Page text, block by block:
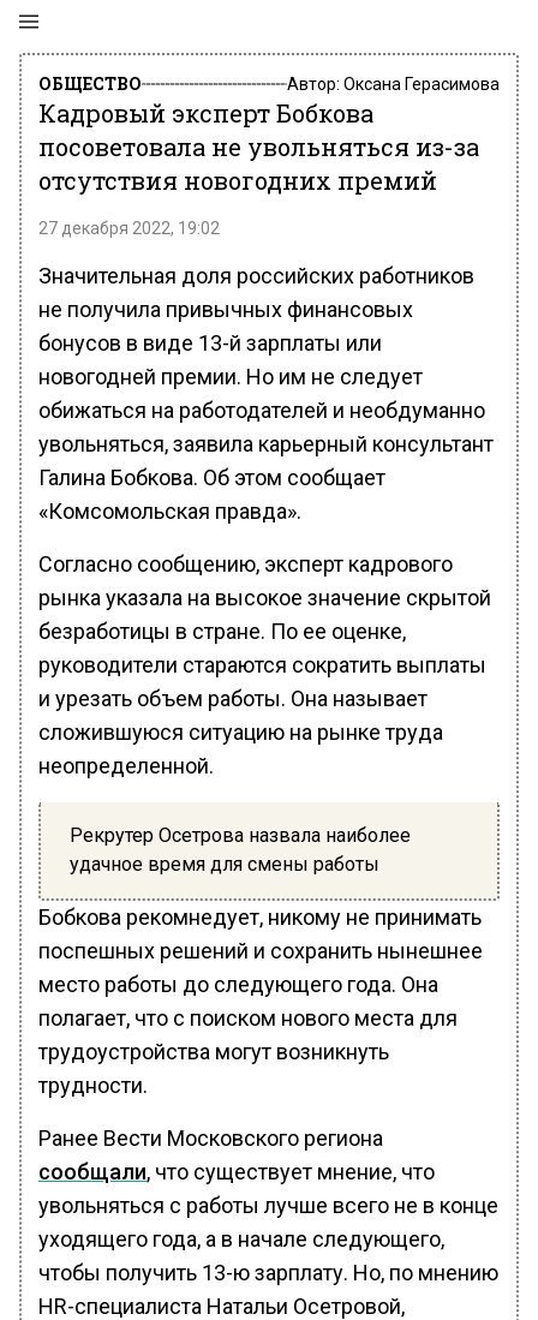
ОБЩЕСТВО Автор: Оксана Герасимова
Кадровый эксперт Бобкова
посоветовала не увольняться из-за
отсутствия новогодних премий
27 декабря 2022, 19:02
Значительная доля российских работников
не получила привычных финансовых
бонусов в виде 13-й зарплаты или
новогодней премии. Но им не следует
обижаться на работодателей и необдуманно
увольняться, заявила карьерный консультант
Галина Бобкова. Об этом сообщает
«Комсомольская правда».
Согласно сообщению, эксперт кадрового
рынка указала на высокое значение скрытой
безработицы в стране. По ее оценке,
руководители стараются сократить выплаты
и урезать объем работы. Она называет
сложившуюся ситуацию на рынке труда
неопределенной.
Рекрутер Осетрова назвала наиболее
удачное время для смены работы
Бобкова рекомнедует, никому не принимать
поспешных решений и сохранить нынешнее
место работы до следующего года. Она
полагает, что с поиском нового места для
трудоустройства могут возникнуть
трудности.
Ранее Вести Московского региона
сообщали, что существует мнение, что
увольняться с работы лучше всего не в конце
уходящего года, а в начале следующего,
чтобы получить 13-ю зарплату. Но, по мнению
HR-специалиста Натальи Осетровой,